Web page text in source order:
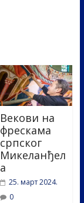
Векови на
фрескама
српског
Микеланђел
а
25. март 2024.
0